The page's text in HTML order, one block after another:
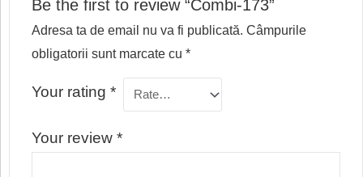
Be the first to review “Combi-173”
Adresa ta de email nu va fi publicată. Câmpurile
obligatorii sunt marcate cu *
Your rating *
Your review *